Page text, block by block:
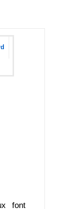
font